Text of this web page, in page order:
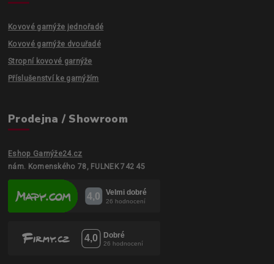
Kovové garnýže jednořadé
Kovové garnýže dvouřadé
Stropní kovové garnýže
Příslušenství ke garnýžím
Prodejna / Showroom
Eshop Garnýže24.cz
nám. Komenského 78, FULNEK 742 45